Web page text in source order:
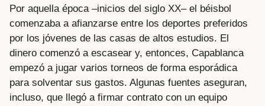
Por aquella época ‒inicios del siglo XX‒ el béisbol
comenzaba a afianzarse entre los deportes preferidos
por los jóvenes de las casas de altos estudios. El
dinero comenzó a escasear y, entonces, Capablanca
empezó a jugar varios torneos de forma esporádica
para solventar sus gastos. Algunas fuentes aseguran,
incluso, que llegó a firmar contrato con un equipo